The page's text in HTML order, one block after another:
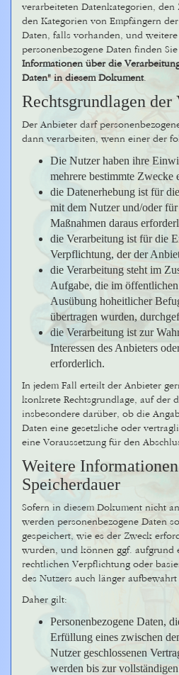
verarbeiteten Datenkategorien,
den Kategorien von Empfängern
Daten, falls vorhanden, und
personenbezogene Daten finden
Informationen über die
Daten" in diesem Dokument.
Rechtsgrundlagen der
Der Anbieter darf
dann verarbeiten, wenn einer der
Die Nutzer haben ihre
mehrere bestimmte Zwecke
die Datenerhebung ist für
mit dem Nutzer und/oder
Maßnahmen daraus
die Verarbeitung ist für die
Verpflichtung, der der
die Verarbeitung steht im
Aufgabe, die im
Ausübung hoheitlicher
übertragen wurden,
die Verarbeitung ist zur
Interessen des Anbieters
erforderlich.
In jedem Fall erteilt der Anbieter
konkrete Rechtsgrundlage, auf der
insbesondere darüber, ob die
Daten eine gesetzliche oder
eine Voraussetzung für den
Weitere
Speicherdauer
Sofern in diesem Dokument nicht
werden personenbezogene Daten
gespeichert, wie es der Zweck
wurden, und können ggf. aufgrund
rechtlichen Verpflichtung oder
des Nutzers auch länger
Daher gilt:
Personenbezogene Daten,
Erfüllung eines zwischen
Nutzer geschlossenen
werden bis zur